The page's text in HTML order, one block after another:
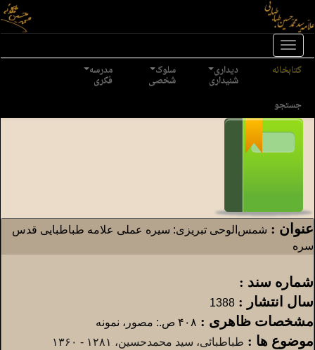
کتابخانه دیداری
شنیداری
سلوک
شخصی
مدرسه
فکری
جستجو
عنوان : شمس‌الوحی تبریزی: سیره عملی علامه طباطبایی قدس
سره
شماره سند :
سال انتشار : 1388
مشخصات ظاهری : ۴۰۸ ص.: مصور، نمونه
موضوع ها : طب‍اطب‍ائ‍ی‌، سید م‍ح‍م‍دح‍س‍ی‍ن‌، ‏‫۱۲۸۱ - ۱۳۶۰‏